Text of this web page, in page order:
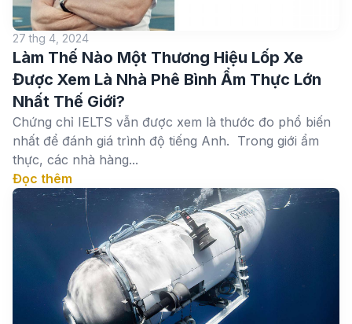
27 thg 4, 2024
Làm Thế Nào Một Thương Hiệu Lốp Xe
Được Xem Là Nhà Phê Bình Ẩm Thực Lớn
Nhất Thế Giới?
Chứng chỉ IELTS vẫn được xem là thước đo phổ biến
nhất để đánh giá trình độ tiếng Anh. Trong giới ẩm
thực, các nhà hàng...
Đọc thêm